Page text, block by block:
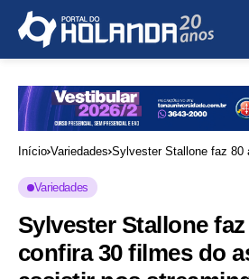
Início Variedades Sylvester Stallone faz 80
Variedades
Sylvester Stallone
confira 30 filmes do